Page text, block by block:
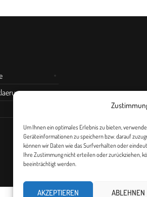
Um Ihnen ein optimales Erlebnis zu bieten,
Geräteinformationen zu speichern bzw. darauf
können wir Daten wie das Surfverhalten oder
Ihre Zustimmung nicht erteilen oder zurückziehen,
beeinträchtigt werden.
AKZEPTIEREN ABLEHNEN